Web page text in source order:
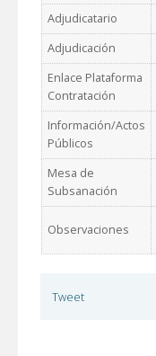
Adjudicatario
Adjudicación
Enlace Plataforma
Contratación
Información/Actos
Públicos
Mesa de
Subsanación
Observaciones
Tweet